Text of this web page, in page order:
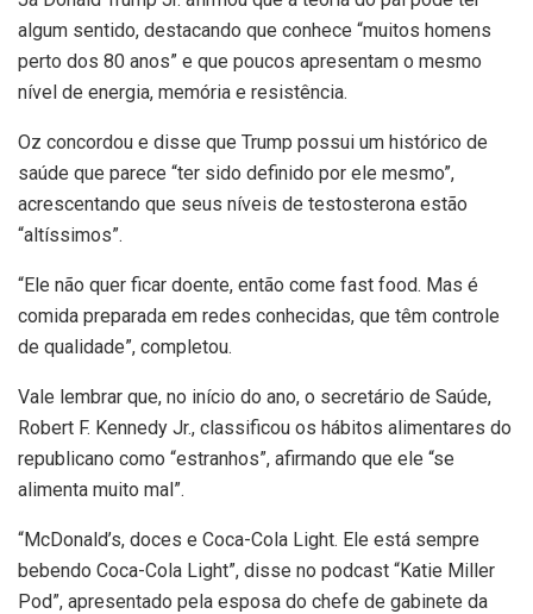
algum sentido, destacando que conhece “muitos homens
perto dos 80 anos” e que poucos apresentam o mesmo
nível de energia, memória e resistência.
Oz concordou e disse que Trump possui um histórico de
saúde que parece “ter sido definido por ele mesmo”,
acrescentando que seus níveis de testosterona estão
“altíssimos”.
“Ele não quer ficar doente, então come fast food. Mas é
comida preparada em redes conhecidas, que têm controle
de qualidade”, completou.
Vale lembrar que, no início do ano, o secretário de Saúde,
Robert F. Kennedy Jr., classificou os hábitos alimentares do
republicano como “estranhos”, afirmando que ele “se
alimenta muito mal”.
“McDonald’s, doces e Coca-Cola Light. Ele está sempre
bebendo Coca-Cola Light”, disse no podcast “Katie Miller
Pod”, apresentado pela esposa do chefe de gabinete da